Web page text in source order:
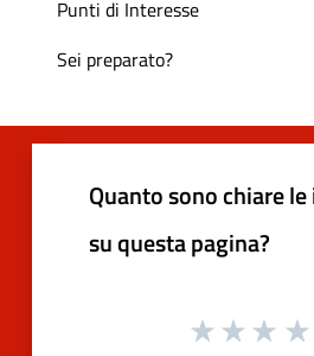
Punti di Interesse
Sei preparato?
Quanto sono chiare
su questa pagina?